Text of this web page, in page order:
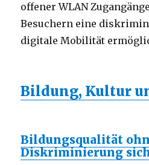
offener WLAN
Besuchern eine
digitale Mobilität
Bildung, Kultur
Bildungsqualität
Diskriminierung